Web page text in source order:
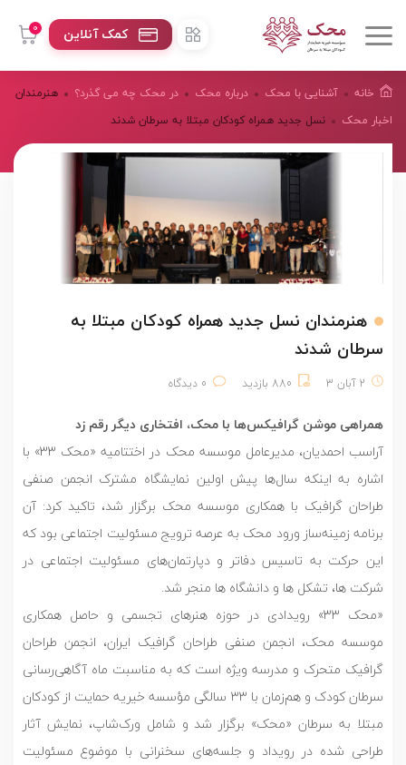
0 کمک آنلاین
خانه آشنایی با محک درباره محک
در محک چه می گذرد؟
اخبار محک
هنرمندان
نسل جدید همراه کودکان مبتلا به سرطان شدند
هنرمندان نسل جدید همراه کودکان مبتلا به
سرطان شدند
2 آبان 3 880 بازدید 0 دیدگاه
همراهی موشن گرافیکس‌ها با محک، افتخاری دیگر رقم زد
آراسب احمدیان، مدیرعامل موسسه محک در اختتامیه «محک 33» با
اشاره به اینکه سال‌ها پیش اولین نمایشگاه مشترک انجمن صنفی
طراحان گرافیک با همکاری موسسه محک برگزار شد، تاکید کرد: آن
برنامه زمینه‌ساز ورود محک به عرصه ترویج مسئولیت اجتماعی بود که
این حرکت به تاسیس دفاتر و دپارتمان‌های مسئولیت اجتماعی در
شرکت ها، تشکل ها و دانشگاه ها منجر شد.
«محک ۳۳» رویدادی در حوزه هنرهای تجسمی و حاصل همکاری
موسسه محک، انجمن صنفی طراحان گرافیک ایران، انجمن طراحان
گرافیک متحرک و مدرسه ویژه است که به مناسبت ماه آگاهی‌رسانی
سرطان کودک و هم‌زمان با ۳۳ سالگی مؤسسه‌ خیریه حمایت از کودکان
مبتلا به سرطان «محک» برگزار شد و شامل ورک‌شاپ، نمایش آثار
طراحی شده در رویداد و جلسه‌های سخنرانی با موضوع مسئولیت